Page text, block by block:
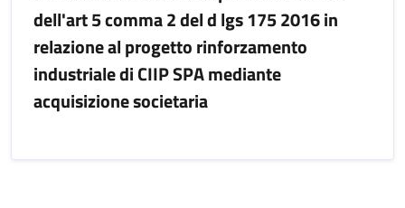
dell'art 5 comma 2 del d lgs 175 2016 in
relazione al progetto rinforzamento
industriale di CIIP SPA mediante
acquisizione societaria